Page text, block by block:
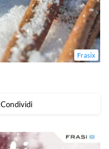
Frasix
Condividi